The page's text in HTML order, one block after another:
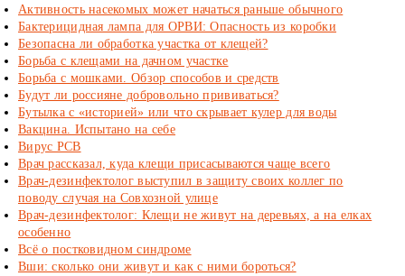
Активность насекомых может начаться раньше обычного
Бактерицидная лампа для ОРВИ: Опасность из коробки
Безопасна ли обработка участка от клещей?
Борьба с клещами на дачном участке
Борьба с мошками. Обзор способов и средств
Будут ли россияне добровольно прививаться?
Бутылка с «историей» или что скрывает кулер для воды
Вакцина. Испытано на себе
Вирус РСВ
Врач рассказал, куда клещи присасываются чаще всего
Врач-дезинфектолог выступил в защиту своих коллег по
поводу случая на Совхозной улице
Врач-дезинфектолог: Клещи не живут на деревьях, а на елках
особенно
Всё о постковидном синдроме
Вши: сколько они живут и как с ними бороться?